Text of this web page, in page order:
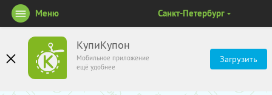
КупиКупон
Мобильное приложение
ещё удобнее
Загрузить
Меню Санкт-Петербург